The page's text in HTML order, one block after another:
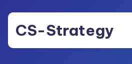
contentCS-Strategy